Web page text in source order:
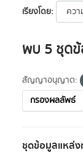
เรียงโดย
พบ 5 ชุด
สัญญาอนุญาต:
กรองผลลัพธ์
ชุดข้อมูลแหล่ง